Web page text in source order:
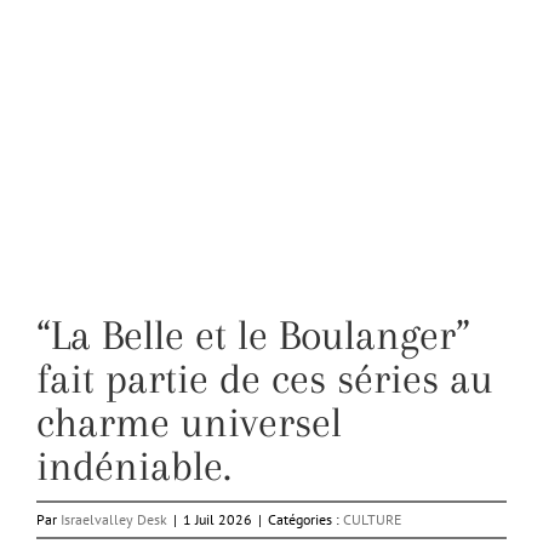
“La Belle et le Boulanger”
fait partie de ces séries au
charme universel
indéniable.
Par Israelvalley Desk | 1 Juil 2026 | Catégories : CULTURE